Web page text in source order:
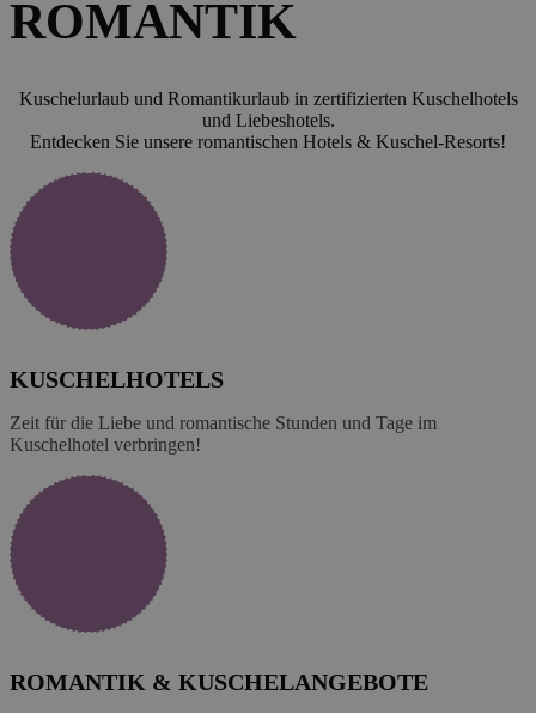
ROMANTIK
Kuschelurlaub und Romantikurlaub in zertifizierten Kuschelhotels
und Liebeshotels.
Entdecken Sie unsere romantischen Hotels & Kuschel-Resorts!
KUSCHELHOTELS
Zeit für die Liebe und romantische Stunden und Tage im
Kuschelhotel verbringen!
ROMANTIK & KUSCHELANGEBOTE